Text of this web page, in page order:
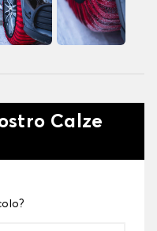
Calze